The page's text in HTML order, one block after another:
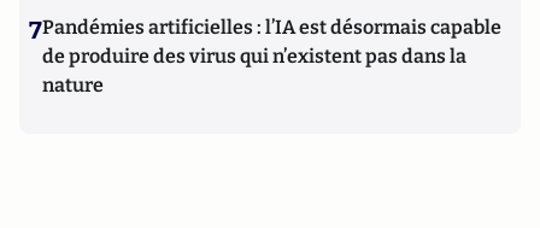
7Pandémies artificielles : l’IA est désormais capable
de produire des virus qui n’existent pas dans la
nature